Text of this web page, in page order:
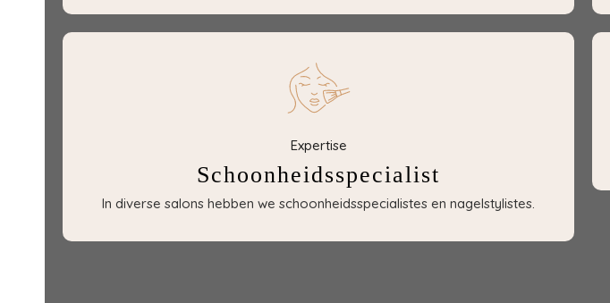
Expertise
Schoonheidsspecialist
In diverse salons hebben we schoonheidsspecialistes en nagelstylistes.